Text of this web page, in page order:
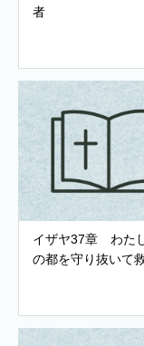
者
イザヤ37章 わた
の都を守り抜いて